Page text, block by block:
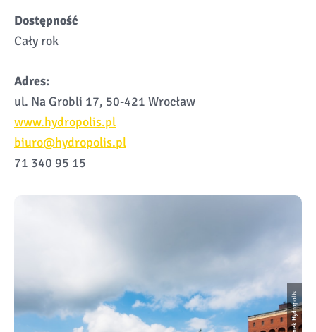
Dostępność
Cały rok
Adres:
ul. Na Grobli 17, 50-421 Wrocław
www.hydropolis.pl
biuro@hydropolis.pl
71 340 95 15
Budynek Hydropolis